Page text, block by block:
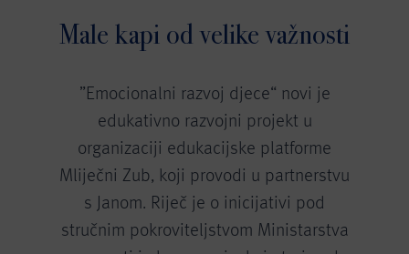
Male kapi od velike važnosti
”Emocionalni razvoj djece“ novi je
edukativno razvojni projekt u
organizaciji edukacijske platforme
Mliječni Zub, koji provodi u partnerstvu
s Janom. Riječ je o inicijativi pod
stručnim pokroviteljstvom Ministarstva